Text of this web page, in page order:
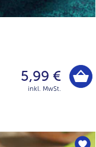
5,99 €
inkl. MwSt.